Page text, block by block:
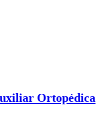
Ortopédica